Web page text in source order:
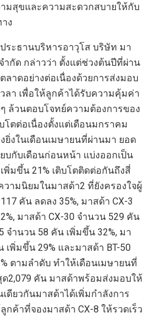
มสุขและความสะดวกสบายให้กับ
ง
ระธานบริหารอาวุโส บริษัท มา
ำกัด กล่าวว่า ตั้งแต่ช่วงต้นปีที่ผ่าน
าดอย่างต่อเนื่องด้วยการส่งมอบ
ลา เพื่อให้ลูกค้าได้รับความคุ้มค่า
ล้วนตอบโจทย์ความต้องการของ
โตต่อเนื่องตั้งแต่เดือนมกราคม
ยิ่งในเดือนเมษายนที่ผ่านมา ยอด
ยบกับเดือนก่อนหน้า แบ่งออกเป็น
เพิ่มขึ้น 21% เติบโตติดต่อกันถึงสี่
ามนิยมในมาสด้า2 ที่ยังครองใจผู้
117 คัน ลดลง 35%, มาสด้า CX-3
มาสด้า CX-30 จำนวน 529 คัน
จำนวน 58 คัน เพิ่มขึ้น 32%, มา
เพิ่มขึ้น 29% และมาสด้า BT-50
ตามลำดับ ทำให้เดือนเมษายนที่
ด2,079 คัน มาสด้าพร้อมส่งมอบให้
เดียวกันมาสด้าได้เพิ่มกำลังการ
กค้าที่จองมาสด้า CX-8 ให้รวดเร็ว